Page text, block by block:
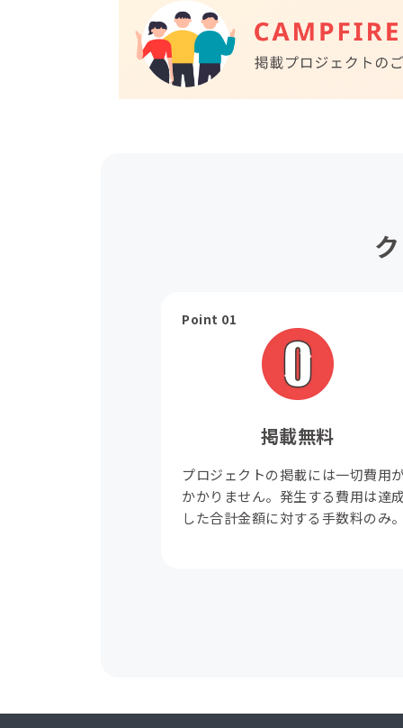
Point 01
掲載無料
プロジェクトの掲載には一切費用
かかりません。発生する費用は達
した合計金額に対する手数料のみ